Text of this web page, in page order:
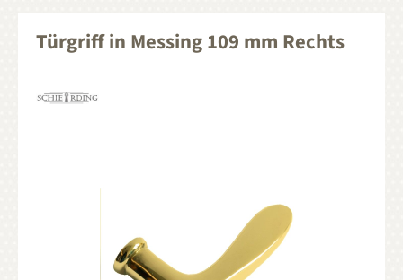
Türgriff in Messing 109 mm Rechts